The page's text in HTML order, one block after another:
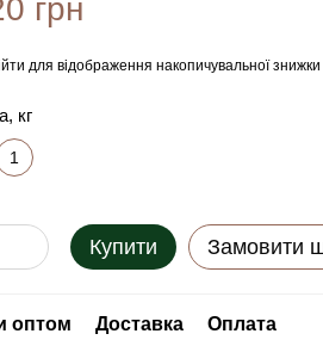
грн
для відображення накопичувальної знижки
кг
1
Купити Замовити
оптом Доставка
Оплата